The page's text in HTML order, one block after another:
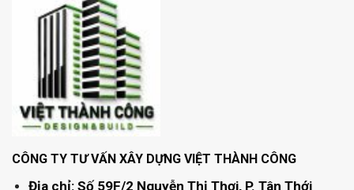
CÔNG TY TƯ VẤN XÂY DỰNG VIỆT THÀNH CÔNG
Địa chỉ: Số 59F/2 Nguyễn Thị Thơi, P. Tân Thới